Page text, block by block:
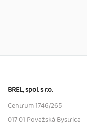
BREL, spol. s r.o.
Centrum 1746/265
017 01 Považská Bystrica